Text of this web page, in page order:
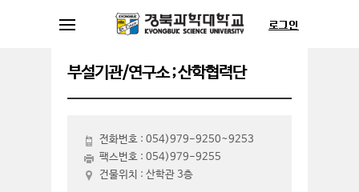
부설기관/연구소 ; 산학협력단
전화번호 : 054)979-9250~9253
팩스번호 : 054)979-9255
건물위치 : 산학관 3층